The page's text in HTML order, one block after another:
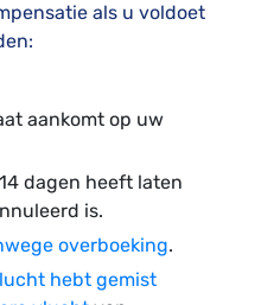
als u voldoet
aankomt op uw
dagen heeft laten
is.
overboeking.
hebt gemist